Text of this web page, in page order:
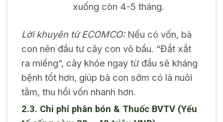
xuống còn 4-5 tháng.
Lời khuyên từ ECOMCO:Nếu có vốn, bà
con nên đầu tư cây con vô bầu. “Đắt xắt
ra miếng”, cây khỏe ngay từ đầu sẽ kháng
bệnh tốt hơn, giúp bà con sớm có lá nuôi
tằm, thu hồi vốn nhanh hơn.
2.3. Chi phí phân bón & Thuốc BVTV (Yếu